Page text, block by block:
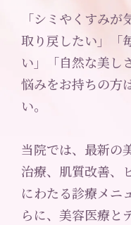
「シミやくすみ
取り戻したい」「
い」「自然な美し
悩みをお持ちの方
い。
当院では、最新の
治療、肌質改善、
にわたる診療メニ
らに、美容医療と